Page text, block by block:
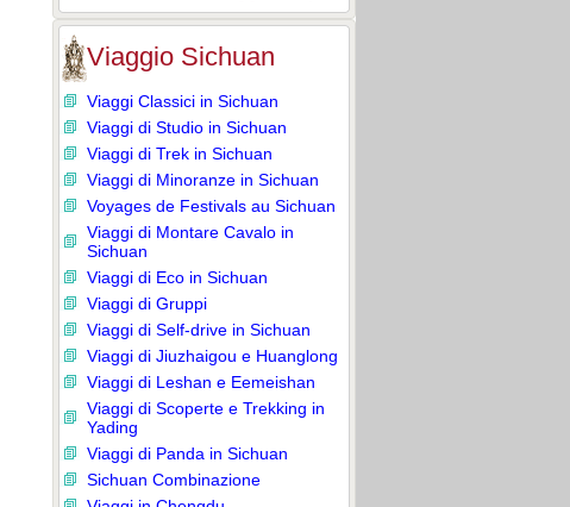
Viaggio Sichuan
Viaggi Classici in Sichuan
Viaggi di Studio in Sichuan
Viaggi di Trek in Sichuan
Viaggi di Minoranze in Sichuan
Voyages de Festivals au Sichuan
Viaggi di Montare Cavalo in
Sichuan
Viaggi di Eco in Sichuan
Viaggi di Gruppi
Viaggi di Self-drive in Sichuan
Viaggi di Jiuzhaigou e Huanglong
Viaggi di Leshan e Eemeishan
Viaggi di Scoperte e Trekking in
Yading
Viaggi di Panda in Sichuan
Sichuan Combinazione